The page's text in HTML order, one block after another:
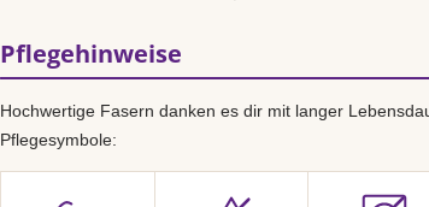
Pflegehinweise
Hochwertige Fasern danken es dir mit langer
Pflegesymbole: